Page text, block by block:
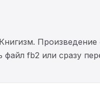
fb2 или сразу